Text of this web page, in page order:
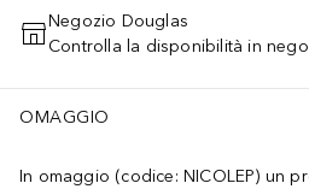
AGGIUNGI AL
Negozio Douglas
Controlla la disponibilità in
OMAGGIO
In omaggio (codice: NICOLEP) un